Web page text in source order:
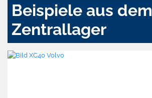
Beispiele aus dem
Zentrallager